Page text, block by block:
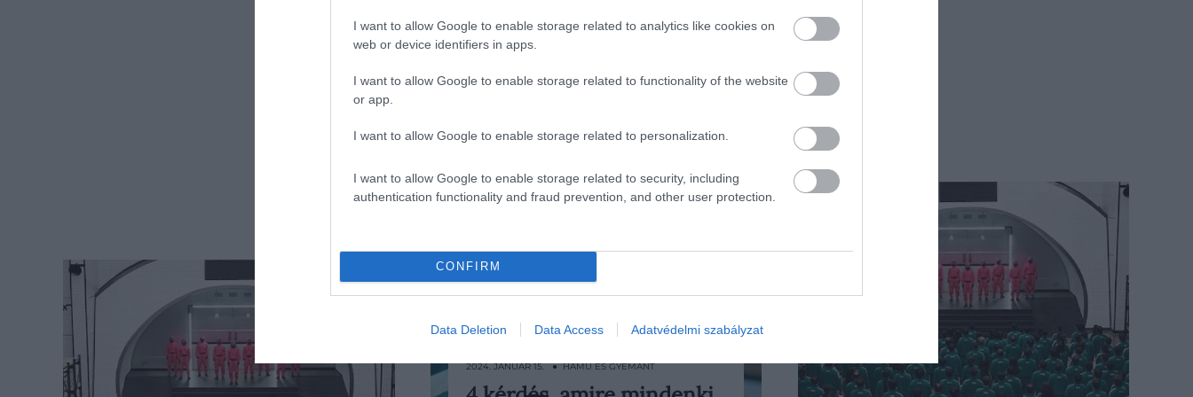
I want to allow Google to enable storage related to analytics like cookies on
web or device identifiers in apps.
I want to allow Google to enable storage related to functionality of the website
or app.
I want to allow Google to enable storage related to personalization.
I want to allow Google to enable storage related to security, including
authentication functionality and fraud prevention, and other user protection.
CONFIRM
Data Deletion Data Access Adatvédelmi szabályzat
2024. JANUÁR 15. ● HAMU ÉS GYÉMÁNT